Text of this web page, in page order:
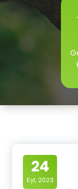
24
Eyl, 2023